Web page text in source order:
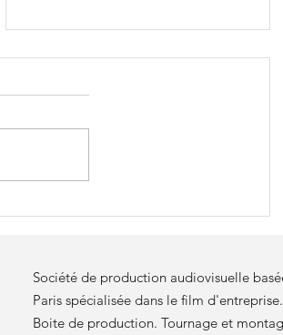
Société de production audiovisuelle
Paris spécialisée dans le film d'entreprise.
Boite de production. Tournage et